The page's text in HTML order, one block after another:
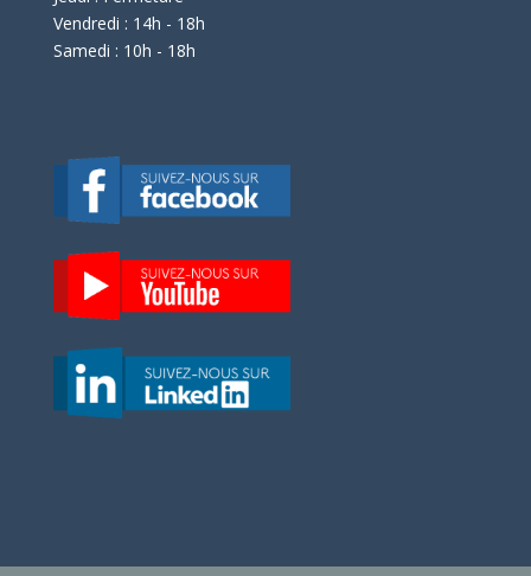
Vendredi : 14h - 18h
Samedi : 10h - 18h